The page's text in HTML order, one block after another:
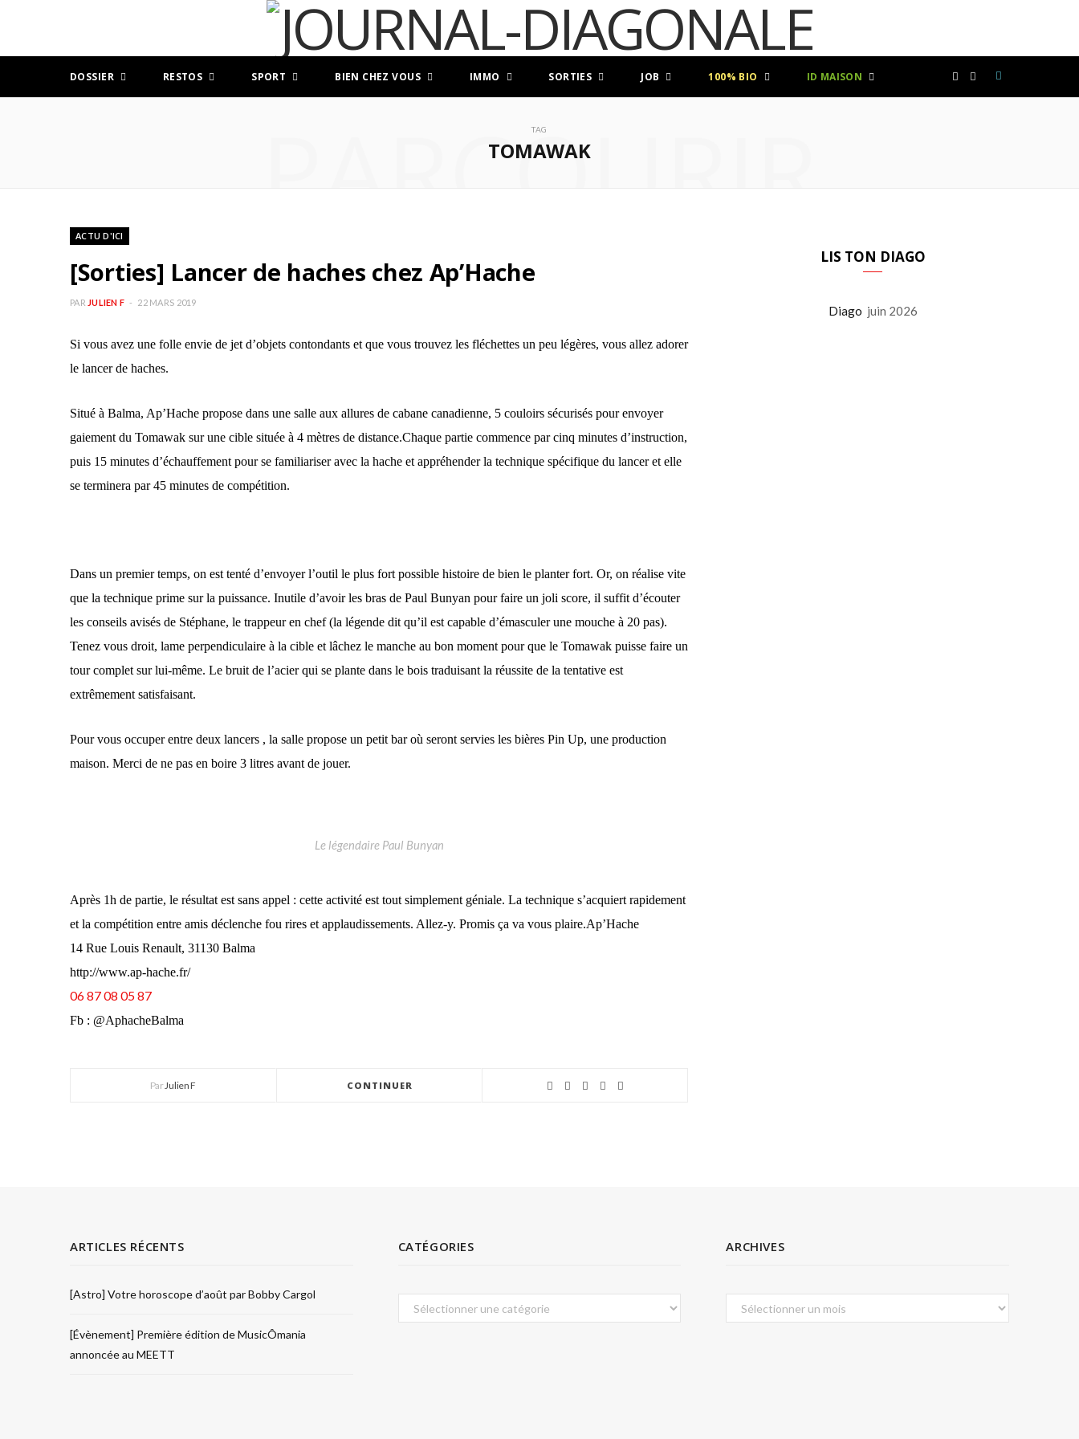
DOSSIER RESTOS SPORT BIEN CHEZ VOUS IMMO SORTIES JOB 100% BIO ID MAISON
TAG
TOMAWAK
PARCOURIR
ACTU D'ICI
[Sorties] Lancer de haches chez Ap’Hache
PAR JULIEN F 22 MARS 2019
Si vous avez une folle envie de jet d’objets contondants et que vous trouvez les fléchettes un peu légères, vous allez adorer
le lancer de haches.
Situé à Balma, Ap’Hache propose dans une salle aux allures de cabane canadienne, 5 couloirs sécurisés pour envoyer
gaiement du Tomawak sur une cible située à 4 mètres de distance.Chaque partie commence par cinq minutes d’instruction,
puis 15 minutes d’échauffement pour se familiariser avec la hache et appréhender la technique spécifique du lancer et elle
se terminera par 45 minutes de compétition.
Dans un premier temps, on est tenté d’envoyer l’outil le plus fort possible histoire de bien le planter fort. Or, on réalise vite
que la technique prime sur la puissance. Inutile d’avoir les bras de Paul Bunyan pour faire un joli score, il suffit d’écouter
les conseils avisés de Stéphane, le trappeur en chef (la légende dit qu’il est capable d’émasculer une mouche à 20 pas).
Tenez vous droit, lame perpendiculaire à la cible et lâchez le manche au bon moment pour que le Tomawak puisse faire un
tour complet sur lui-même. Le bruit de l’acier qui se plante dans le bois traduisant la réussite de la tentative est
extrêmement satisfaisant.
Pour vous occuper entre deux lancers , la salle propose un petit bar où seront servies les bières Pin Up, une production
maison. Merci de ne pas en boire 3 litres avant de jouer.
Le légendaire Paul Bunyan
Après 1h de partie, le résultat est sans appel : cette activité est tout simplement géniale. La technique s’acquiert rapidement
et la compétition entre amis déclenche fou rires et applaudissements. Allez-y. Promis ça va vous plaire.Ap’Hache
14 Rue Louis Renault, 31130 Balma
http://www.ap-hache.fr/
06 87 08 05 87
Fb : @AphacheBalma
ParJulien F CONTINUER
LIS TON DIAGO
Diago juin 2026
ARTICLES RÉCENTS
[Astro] Votre horoscope d’août par Bobby Cargol
[Évènement] Première édition de MusicÔmania
annoncée au MEETT
CATÉGORIES
Catégories
ARCHIVES
Archives